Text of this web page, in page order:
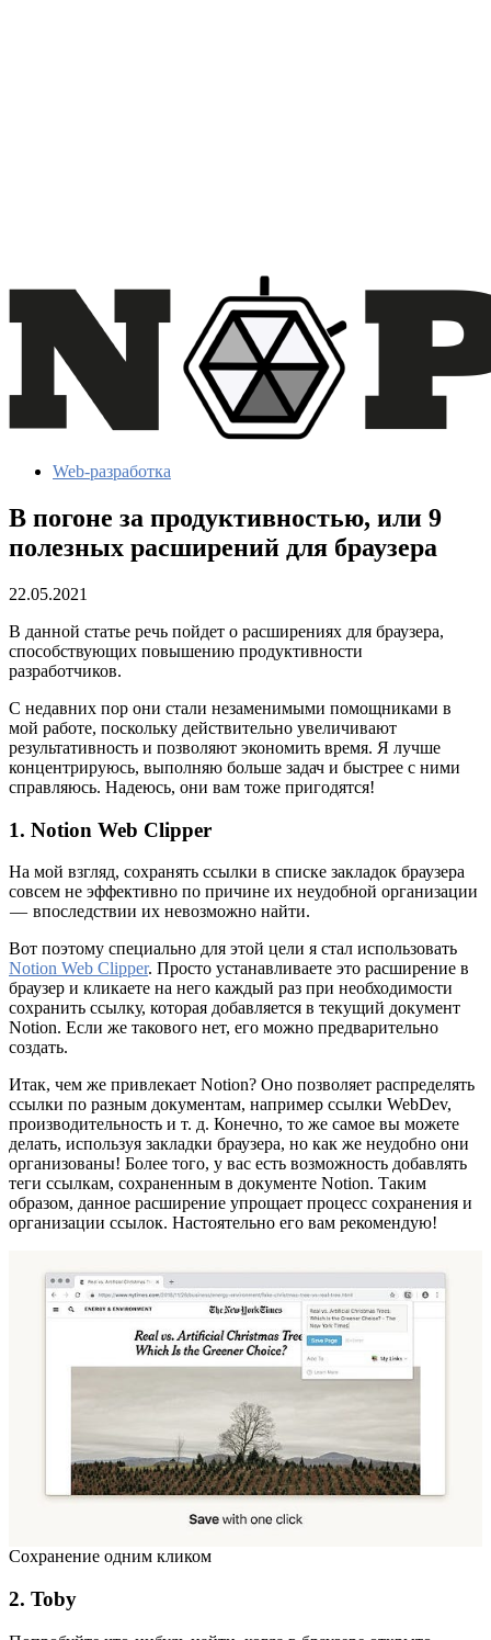
Web-разработка
В погоне за продуктивностью, или 9
полезных расширений для браузера
22.05.2021
В данной статье речь пойдет о расширениях для браузера,
способствующих повышению продуктивности
разработчиков.
С недавних пор они стали незаменимыми помощниками в
мой работе, поскольку действительно увеличивают
результативность и позволяют экономить время. Я лучше
концентрируюсь, выполняю больше задач и быстрее с ними
справляюсь. Надеюсь, они вам тоже пригодятся!
1. Notion Web Clipper
На мой взгляд, сохранять ссылки в списке закладок браузера
совсем не эффективно по причине их неудобной организации
— впоследствии их невозможно найти.
Вот поэтому специально для этой цели я стал использовать
Notion Web Clipper. Просто устанавливаете это расширение в
браузер и кликаете на него каждый раз при необходимости
сохранить ссылку, которая добавляется в текущий документ
Notion. Если же такового нет, его можно предварительно
создать.
Итак, чем же привлекает Notion? Оно позволяет распределять
ссылки по разным документам, например ссылки WebDev,
производительность и т. д. Конечно, то же самое вы можете
делать, используя закладки браузера, но как же неудобно они
организованы! Более того, у вас есть возможность добавлять
теги ссылкам, сохраненным в документе Notion. Таким
образом, данное расширение упрощает процесс сохранения и
организации ссылок. Настоятельно его вам рекомендую!
Сохранение одним кликом
2. Toby